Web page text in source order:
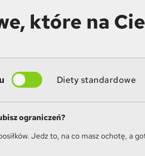
które na
Diety standardowe
ograniczeń?
Jedz to, na co masz ochotę, a